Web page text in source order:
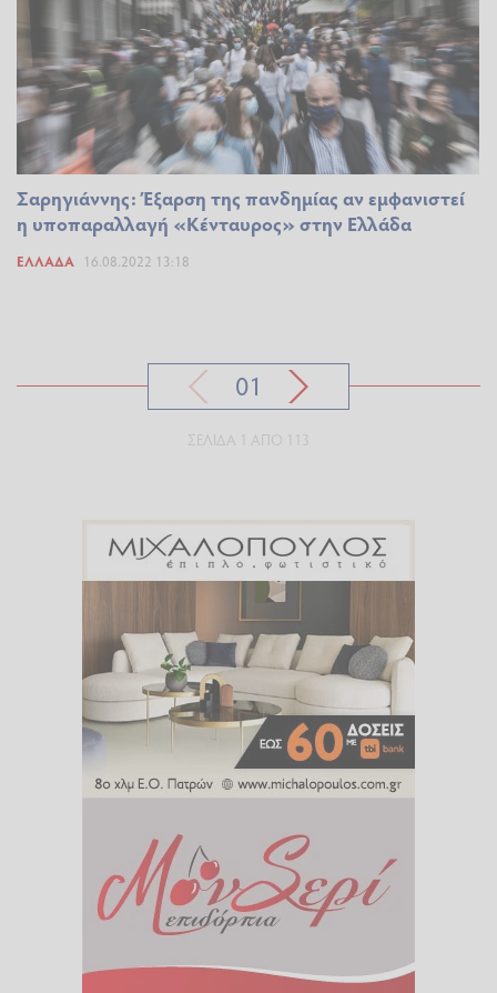
Σαρηγιάννης: Έξαρση της πανδημίας αν εμφανιστεί
η υποπαραλλαγή «Κένταυρος» στην Ελλάδα
ΕΛΛΆΔΑ 16.08.2022 13:18
01
ΣΕΛΊΔΑ 1 ΑΠΌ 113